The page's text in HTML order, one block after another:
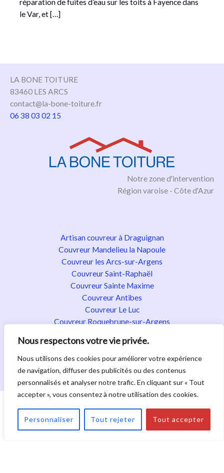
Nous respectons votre vie privée.
Nous utilisons des cookies pour améliorer votre expérience
de navigation, diffuser des publicités ou des contenus
personnalisés et analyser notre trafic. En cliquant sur « Tout
accepter », vous consentez à notre utilisation des cookies.
Personnaliser Tout rejeter Tout accepter
réparation de fuites d’eau sur les toits à Fayence dans
le Var, et […]
LA BONE TOITURE
83460 LES ARCS
contact@la-bone-toiture.fr
06 38 03 02 15
Notre zone d'intervention
Région varoise - Côte d'Azur
Artisan couvreur à Draguignan
Couvreur Mandelieu la Napoule
Couvreur les Arcs-sur-Argens
Couvreur Saint-Raphaël
Couvreur Sainte Maxime
Couvreur Antibes
Couvreur Le Luc
Couvreur Roquebrune-sur-Argens
Couvreur Fayence
Couvreur Flayosc
Couvreur Golfe de Saint-Tropez
site |Nos activités